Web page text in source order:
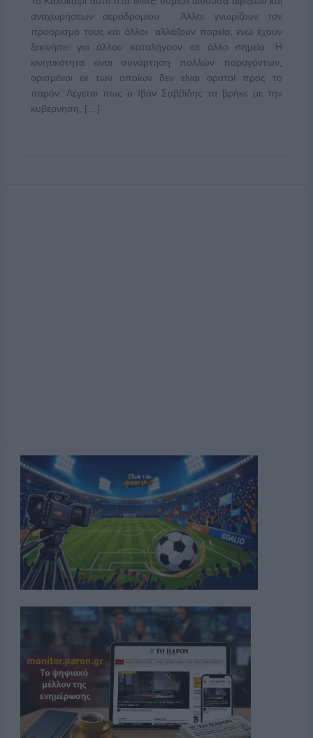
αναχωρήσεων αεροδρομίου. Άλλοι γνωρίζουν τον
προορισμό τους και άλλοι αλλάζουν πορεία, ενώ έχουν
ξεκινήσει για άλλου καταλήγουν σε άλλο σημείο. Η
κινητικότητα είναι συνάρτηση πολλών παραγόντων,
ορισμένοι εκ των οποίων δεν είναι ορατοί προς το
παρόν. Λέγεται πως ο Ιβάν Σαββίδης τα βρήκε με την
κυβέρνηση, […]